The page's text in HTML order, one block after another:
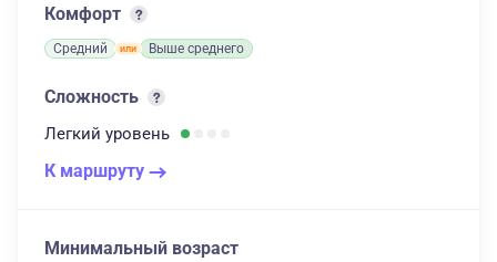
Комфорт
Средний Выше среднего
Сложность
Легкий уровень
К маршруту
Минимальный возраст